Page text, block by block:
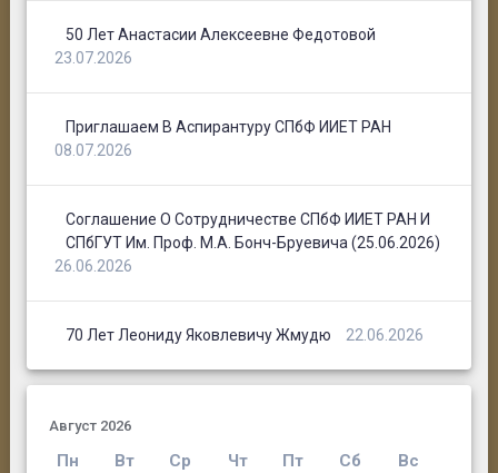
50 Лет Анастасии Алексеевне Федотовой
23.07.2026
Приглашаем В Аспирантуру СПбФ ИИЕТ РАН
08.07.2026
Соглашение О Сотрудничестве СПбФ ИИЕТ РАН И
СПбГУТ Им. Проф. М.А. Бонч-Бруевича (25.06.2026)
26.06.2026
70 Лет Леониду Яковлевичу Жмудю 22.06.2026
Август 2026
Пн Вт Ср Чт Пт Сб Вс